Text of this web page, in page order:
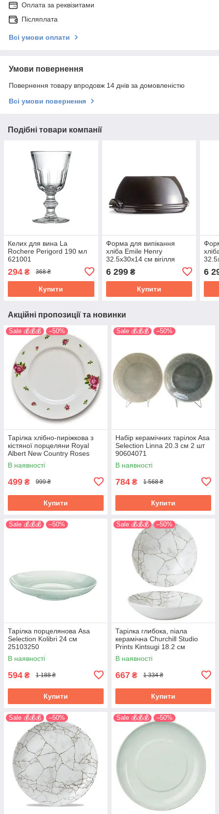
Оплата за реквізитами
Післяплата
Всі умови оплати
Умови повернення
Повернення товару впродовж 14 днів за домовленістю
Всі умови повернення
Подібні товари компанії
Келих для вина La
Rochere Perigord 190 мл
621001
294 ₴ 368 ₴
Купити
Форма для випікання
хліба Emile Henry
32.5х30x14 см вігілля
6 299₴
Купити
6
Акційні пропозиції та новинки
Sale 💰💰💰 –50%
Тарілка хлібно-пиріжкова з
кістяної порцеляни Royal
Albert New Country Roses
White 16 см DS34620051
В наявності
499 ₴ 999 ₴
Купити
Sale 💰💰💰 –50%
Набір керамічних тарілок Asa
Selection Linna 20.3 см 2 шт
90604071
В наявності
784 ₴ 1 568 ₴
Купити
Sale 💰💰💰 –50%
Тарілка порцелянова Asa
Selection Kolibri 24 см
25103250
В наявності
594 ₴ 1 188 ₴
Купити
Sale 💰💰💰 –50%
Тарілка глибока, піала
керамічна Churchill Studio
Prints Kintsugi 18.2 см
KTAGEV71
В наявності
667 ₴ 1 334 ₴
Купити
Sale 💰💰💰 –50% Sale 💰💰💰 –50%